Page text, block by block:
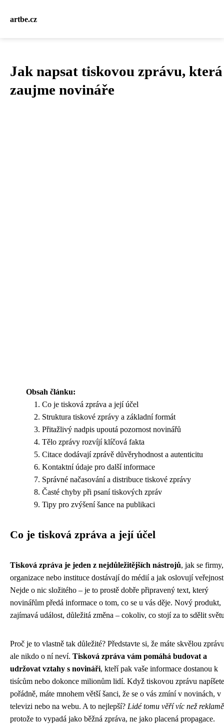
artbe.cz
Jak napsat tiskovou zprávu, která
zaujme novináře
Obsah článku:
Co je tisková zpráva a její účel
Struktura tiskové zprávy a základní formát
Přitažlivý nadpis upoutá pozornost novinářů
Tělo zprávy rozvíjí klíčová fakta
Citace dodávají zprávě důvěryhodnost a autenticitu
Kontaktní údaje pro další informace
Správné načasování a distribuce tiskové zprávy
Časté chyby při psaní tiskových zpráv
Tipy pro zvýšení šance na publikaci
Co je tisková zpráva a její účel
Tisková zpráva je jeden z nejdůležitějších nástrojů, jak se firmy,
organizace nebo instituce dostávají do médií a jak oslovují
Nejde o nic složitého – je to prostě dobře připravený text, který
novinářům předá informace o tom, co se u vás děje. Nový produkt,
zajímavá událost, důležitá změna – cokoliv, co stojí za to sdělit
Proč je to vlastně tak důležité? Představte si, že máte skvělou
ale nikdo o ní neví. Tisková zpráva vám pomáhá budovat a
udržovat vztahy s novináři, kteří pak vaše informace dostanou k
tisícům nebo dokonce milionům lidí. Když tiskovou zprávu napíšete
pořádně, máte mnohem větší šanci, že se o vás zmíní v novinách, v
televizi nebo na webu. A to nejlepší? Lidé tomu věří víc než reklamě
protože to vypadá jako běžná zpráva, ne jako placená propagace.